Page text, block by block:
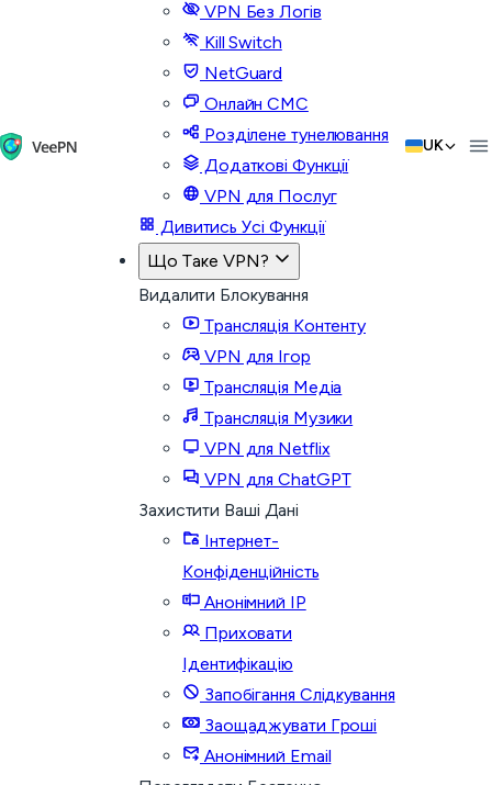
VPN Без Логів
Kill Switch
NetGuard
Онлайн СМС
Розділене тунелювання
Додаткові Функції
VPN для Послуг
Дивитись Усі Функції
Що Таке VPN?
Видалити Блокування
Трансляція Контенту
VPN для Ігор
Трансляція Медіа
Трансляція Музики
VPN для Netflix
VPN для ChatGPT
Захистити Ваші Дані
Інтернет-
Конфіденційність
Анонімний IP
Приховати
Ідентифікацію
Запобігання Слідкування
Заощаджувати Гроші
Анонімний Email
UK